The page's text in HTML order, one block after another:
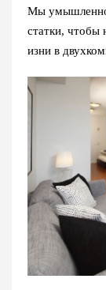
Мы умышленно
статки, чтобы
изни в